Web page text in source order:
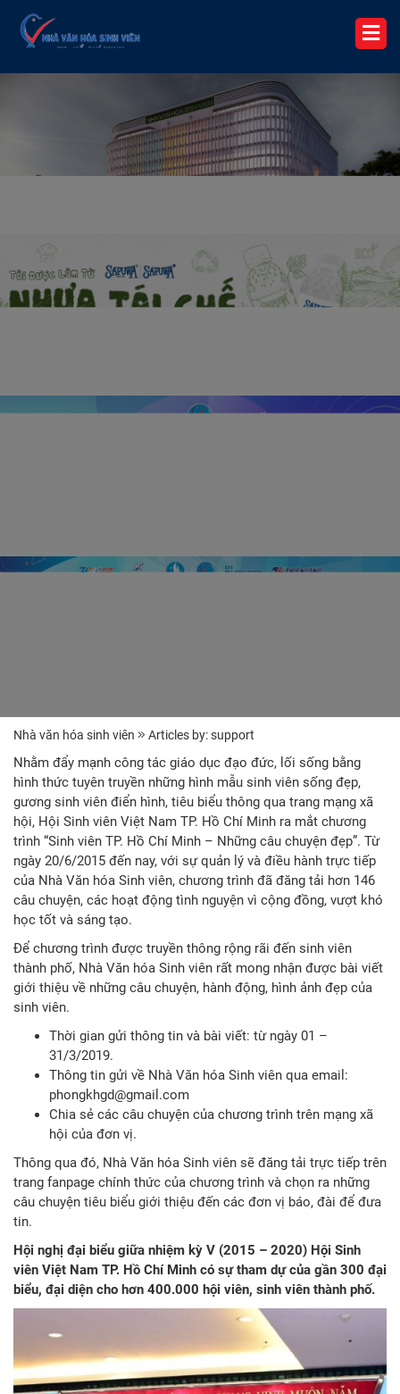
Nhà văn hóa sinh viên Articles by: support
Nhằm đẩy mạnh công tác giáo dục đạo đức, lối sống bằng
hình thức tuyên truyền những hình mẫu sinh viên sống đẹp,
gương sinh viên điển hình, tiêu biểu thông qua trang mạng xã
hội, Hội Sinh viên Việt Nam TP. Hồ Chí Minh ra mắt chương
trình “Sinh viên TP. Hồ Chí Minh – Những câu chuyện đẹp”. Từ
ngày 20/6/2015 đến nay, với sự quản lý và điều hành trực tiếp
của Nhà Văn hóa Sinh viên, chương trình đã đăng tải hơn 146
câu chuyện, các hoạt động tình nguyện vì cộng đồng, vượt khó
học tốt và sáng tạo.
Để chương trình được truyền thông rộng rãi đến sinh viên
thành phố, Nhà Văn hóa Sinh viên rất mong nhận được bài viết
giới thiệu về những câu chuyện, hành động, hình ảnh đẹp của
sinh viên.
Thời gian gửi thông tin và bài viết: từ ngày 01 –
31/3/2019.
Thông tin gửi về Nhà Văn hóa Sinh viên qua email:
phongkhgd@gmail.com
Chia sẻ các câu chuyện của chương trình trên mạng xã
hội của đơn vị.
Thông qua đó, Nhà Văn hóa Sinh viên sẽ đăng tải trực tiếp trên
trang fanpage chính thức của chương trình và chọn ra những
câu chuyện tiêu biểu giới thiệu đến các đơn vị báo, đài để đưa
tin.
Hội nghị đại biểu giữa nhiệm kỳ V (2015 – 2020) Hội Sinh
viên Việt Nam TP. Hồ Chí Minh có sự tham dự của gần 300 đại
biểu, đại diện cho hơn 400.000 hội viên, sinh viên thành phố.